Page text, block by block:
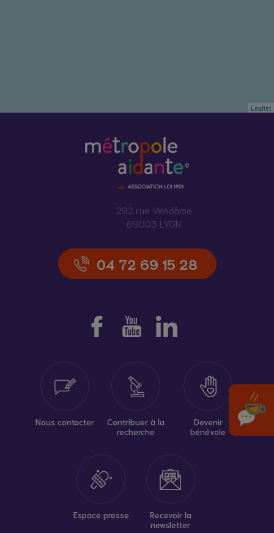
Leaflet
292 rue Vendôme
69003 LYON
04 72 69 15 28
Nous contacter
Contribuer à la
recherche
Devenir
bénévole
Espace presse
Recevoir la
newsletter